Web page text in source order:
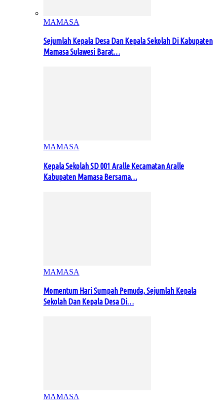
MAMASA
Sejumlah Kepala Desa Dan Kepala Sekolah Di Kabupaten
Mamasa Sulawesi Barat…
MAMASA
Kepala Sekolah SD 001 Aralle Kecamatan Aralle
Kabupaten Mamasa Bersama…
MAMASA
Momentum Hari Sumpah Pemuda, Sejumlah Kepala
Sekolah Dan Kepala Desa Di…
MAMASA